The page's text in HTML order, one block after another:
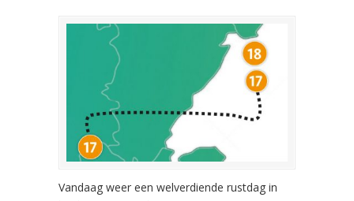
Vandaag weer een welverdiende rustdag in